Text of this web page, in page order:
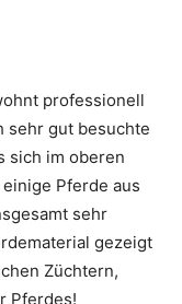
professionell
sehr gut besuchte
sich im oberen
Pferde aus
sehr
gezeigt
Züchtern,
Pferdes!